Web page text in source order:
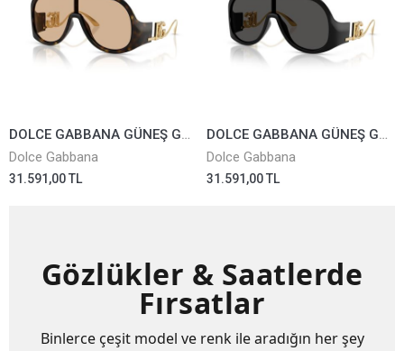
DOLCE GABBANA GÜNEŞ GÖZLÜĞÜ 6202-502/93
Dolce Gabbana
31.591,00 TL
DOLCE GABBANA GÜNEŞ GÖZLÜĞÜ 6202-501/87
Dolce Gabbana
31.591,00 TL
Gözlükler & Saatlerde
Fırsatlar
Binlerce çeşit model ve renk ile aradığın her şey